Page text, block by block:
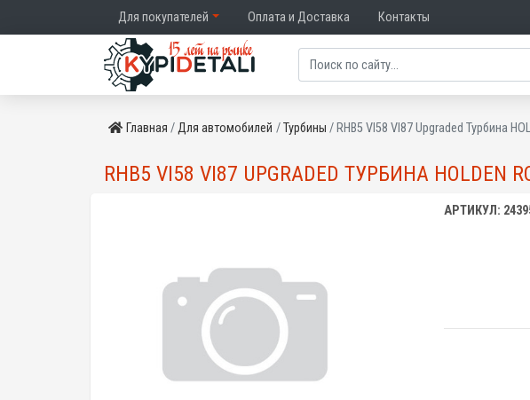
Для покупателей Оплата и Доставка Контакты
Главная Для автомобилей Турбины RHB5 VI58 VI87 Upgraded Турбина
RHB5 VI58 VI87 UPGRADED ТУРБИНА HOLDEN
АРТИКУЛ: